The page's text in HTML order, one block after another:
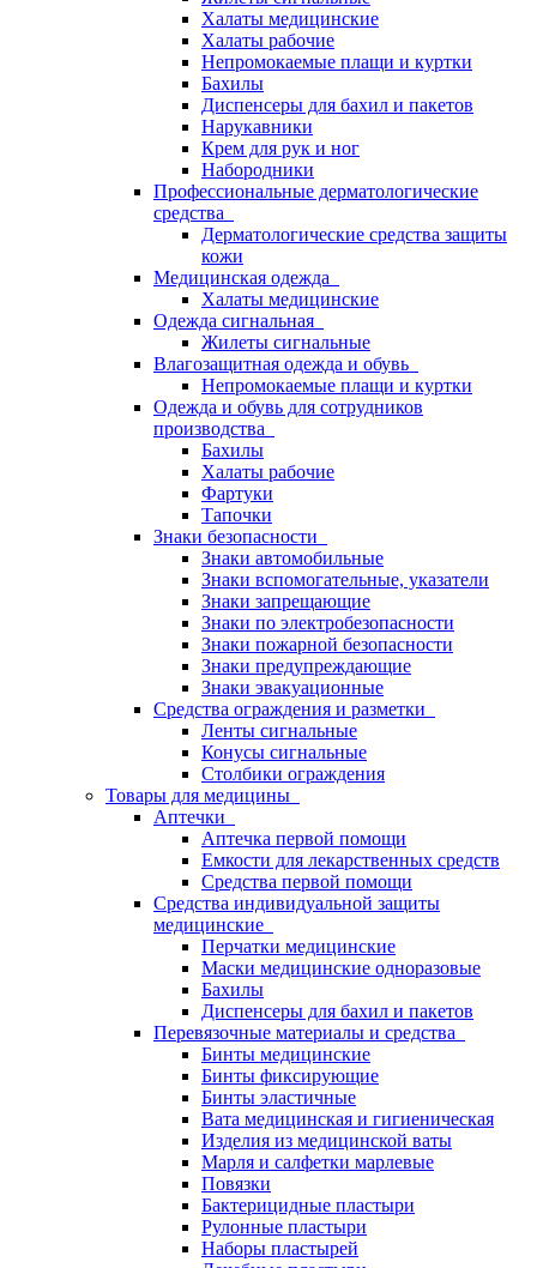
Халаты медицинские
Халаты рабочие
Непромокаемые плащи и куртки
Бахилы
Диспенсеры для бахил и пакетов
Нарукавники
Крем для рук и ног
Набородники
Профессиональные дерматологические
средства
Дерматологические средства защиты
кожи
Медицинская одежда
Халаты медицинские
Одежда сигнальная
Жилеты сигнальные
Влагозащитная одежда и обувь
Непромокаемые плащи и куртки
Одежда и обувь для сотрудников
производства
Бахилы
Халаты рабочие
Фартуки
Тапочки
Знаки безопасности
Знаки автомобильные
Знаки вспомогательные, указатели
Знаки запрещающие
Знаки по электробезопасности
Знаки пожарной безопасности
Знаки предупреждающие
Знаки эвакуационные
Средства ограждения и разметки
Ленты сигнальные
Конусы сигнальные
Столбики ограждения
Товары для медицины
Аптечки
Аптечка первой помощи
Емкости для лекарственных средств
Средства первой помощи
Средства индивидуальной защиты
медицинские
Перчатки медицинские
Маски медицинские одноразовые
Бахилы
Диспенсеры для бахил и пакетов
Перевязочные материалы и средства
Бинты медицинские
Бинты фиксирующие
Бинты эластичные
Вата медицинская и гигиеническая
Изделия из медицинской ваты
Марля и салфетки марлевые
Повязки
Бактерицидные пластыри
Рулонные пластыри
Наборы пластырей